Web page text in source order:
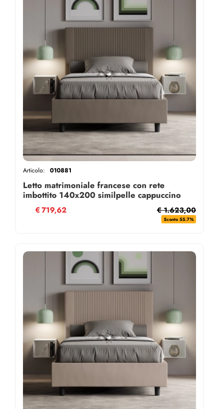
Letto matrimoniale francese con rete
imbottito 140x200 similpelle cappuccino
Goya
Articolo: 010881
€ 1.623,00
Sconto 55.7%
€719,62